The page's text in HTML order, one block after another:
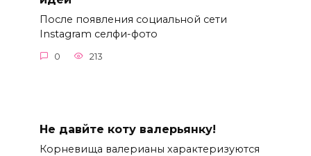
После появления социальной сети
Instagram селфи-фото
0 213
Не давйте коту валерьянку!
Корневища валерианы характеризуются